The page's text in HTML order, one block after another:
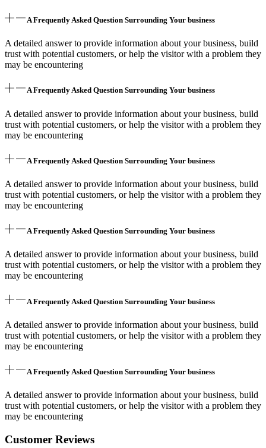
A Frequently Asked Question Surrounding Your business
A detailed answer to provide information about your business, build
trust with potential customers, or help the visitor with a problem they
may be encountering
A Frequently Asked Question Surrounding Your business
A detailed answer to provide information about your business, build
trust with potential customers, or help the visitor with a problem they
may be encountering
A Frequently Asked Question Surrounding Your business
A detailed answer to provide information about your business, build
trust with potential customers, or help the visitor with a problem they
may be encountering
A Frequently Asked Question Surrounding Your business
A detailed answer to provide information about your business, build
trust with potential customers, or help the visitor with a problem they
may be encountering
A Frequently Asked Question Surrounding Your business
A detailed answer to provide information about your business, build
trust with potential customers, or help the visitor with a problem they
may be encountering
A Frequently Asked Question Surrounding Your business
A detailed answer to provide information about your business, build
trust with potential customers, or help the visitor with a problem they
may be encountering
Customer Reviews